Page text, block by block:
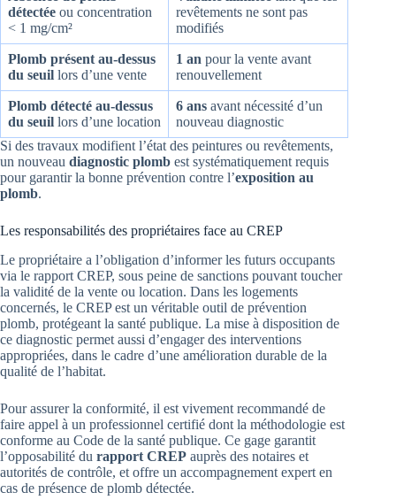
détectée ou concentration
< 1 mg/cm²
revêtements ne sont pas
modifiés
Plomb présent au-dessus
du seuil lors d’une vente
1 an pour la vente avant
renouvellement
Plomb détecté au-dessus
du seuil lors d’une location
6 ans avant nécessité d’un
nouveau diagnostic
Si des travaux modifient l’état des peintures ou revêtements,
un nouveau diagnostic plomb est systématiquement requis
pour garantir la bonne prévention contre l’exposition au
plomb.
Les responsabilités des propriétaires face au CREP
Le propriétaire a l’obligation d’informer les futurs occupants
via le rapport CREP, sous peine de sanctions pouvant toucher
la validité de la vente ou location. Dans les logements
concernés, le CREP est un véritable outil de prévention
plomb, protégeant la santé publique. La mise à disposition de
ce diagnostic permet aussi d’engager des interventions
appropriées, dans le cadre d’une amélioration durable de la
qualité de l’habitat.
Pour assurer la conformité, il est vivement recommandé de
faire appel à un professionnel certifié dont la méthodologie est
conforme au Code de la santé publique. Ce gage garantit
l’opposabilité du rapport CREP auprès des notaires et
autorités de contrôle, et offre un accompagnement expert en
cas de présence de plomb détectée.